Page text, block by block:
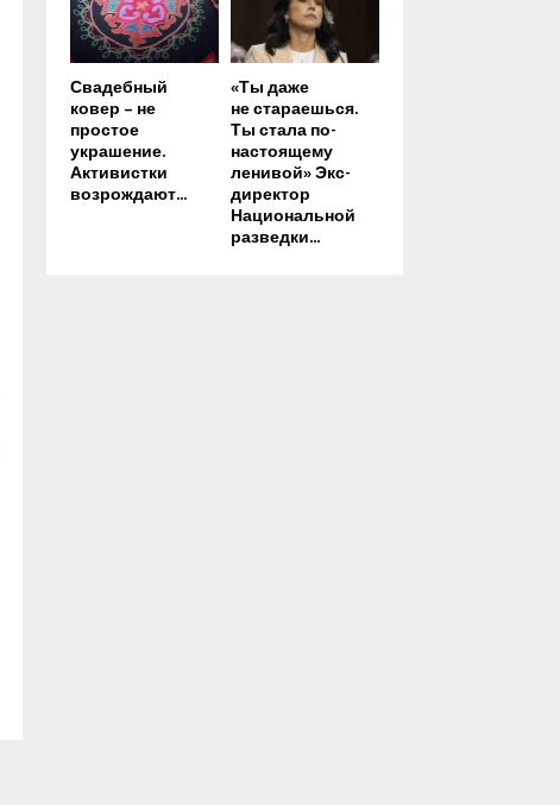
Свадебный
ковер – не
простое
украшение.
Активистки
возрождают...
«Ты даже
не стараешься.
Ты стала по-
настоящему
ленивой» Экс-
директор
Национальной
разведки...